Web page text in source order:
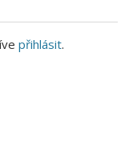
přihlásit.